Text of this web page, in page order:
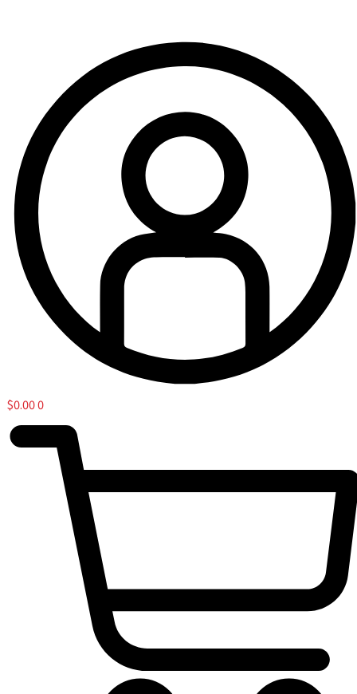
$0.000